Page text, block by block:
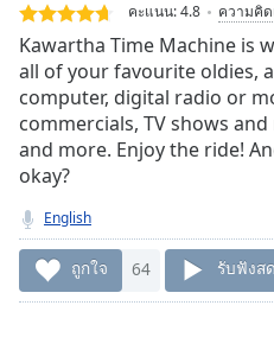
0.00%
Stream
TypeLIVE
Seek to
live,
currently
behind
liveLIVE
Remaining
Time-
1x
คะแนน:4.8 ความคิด
Kawartha Time Machine is
all of your favourite oldies,
computer, digital radio or
commercials, TV shows
and more. Enjoy the ride!
okay?
English
ถูกใจ 64 รับฟังสด